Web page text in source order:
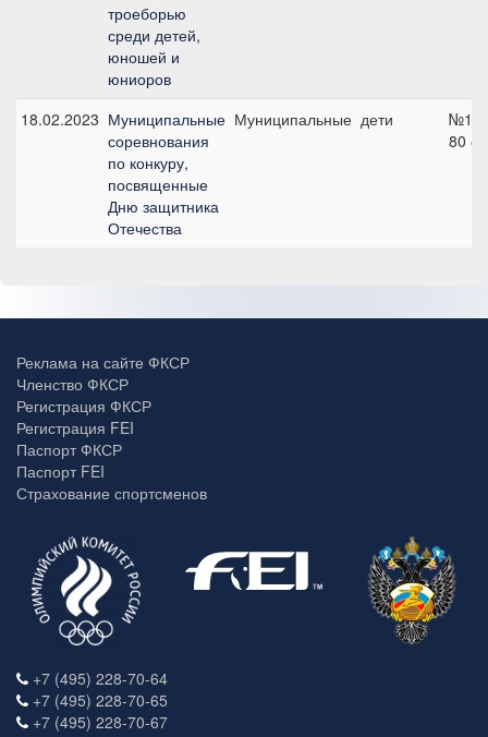
троеборью
среди детей,
юношей и
юниоров
18.02.2023 Муниципальные
соревнования
по конкуру,
посвященные
Дню защитника
Отечества
Муниципальные дети
№1,
80 см
Реклама на сайте ФКСР
Членство ФКСР
Регистрация ФКСР
Регистрация FEI
Паспорт ФКСР
Паспорт FEI
Страхование спортсменов
+7 (495) 228-70-64
+7 (495) 228-70-65
+7 (495) 228-70-67